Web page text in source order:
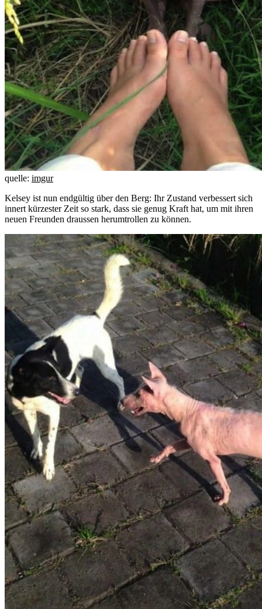
quelle: imgur
Kelsey ist nun endgültig über den Berg: Ihr Zustand verbessert sich
innert kürzester Zeit so stark, dass sie genug Kraft hat, um mit ihren
neuen Freunden draussen herumtrollen zu können.